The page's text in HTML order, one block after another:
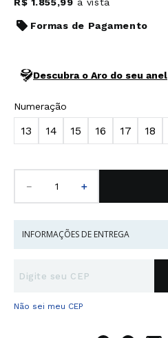
Formas de Pagamento
Descubra o Aro do seu anel
Numeração
13 14 15 16 17 18
＋
－
INFORMAÇÕES DE ENTREGA
Não sei meu CEP